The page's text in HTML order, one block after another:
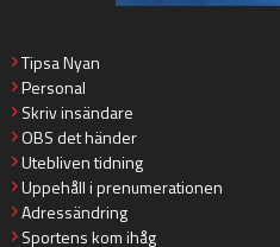
Tipsa Nyan
Personal
Skriv insändare
OBS det händer
Utebliven tidning
Uppehåll i prenumerationen
Adressändring
Sportens kom ihåg